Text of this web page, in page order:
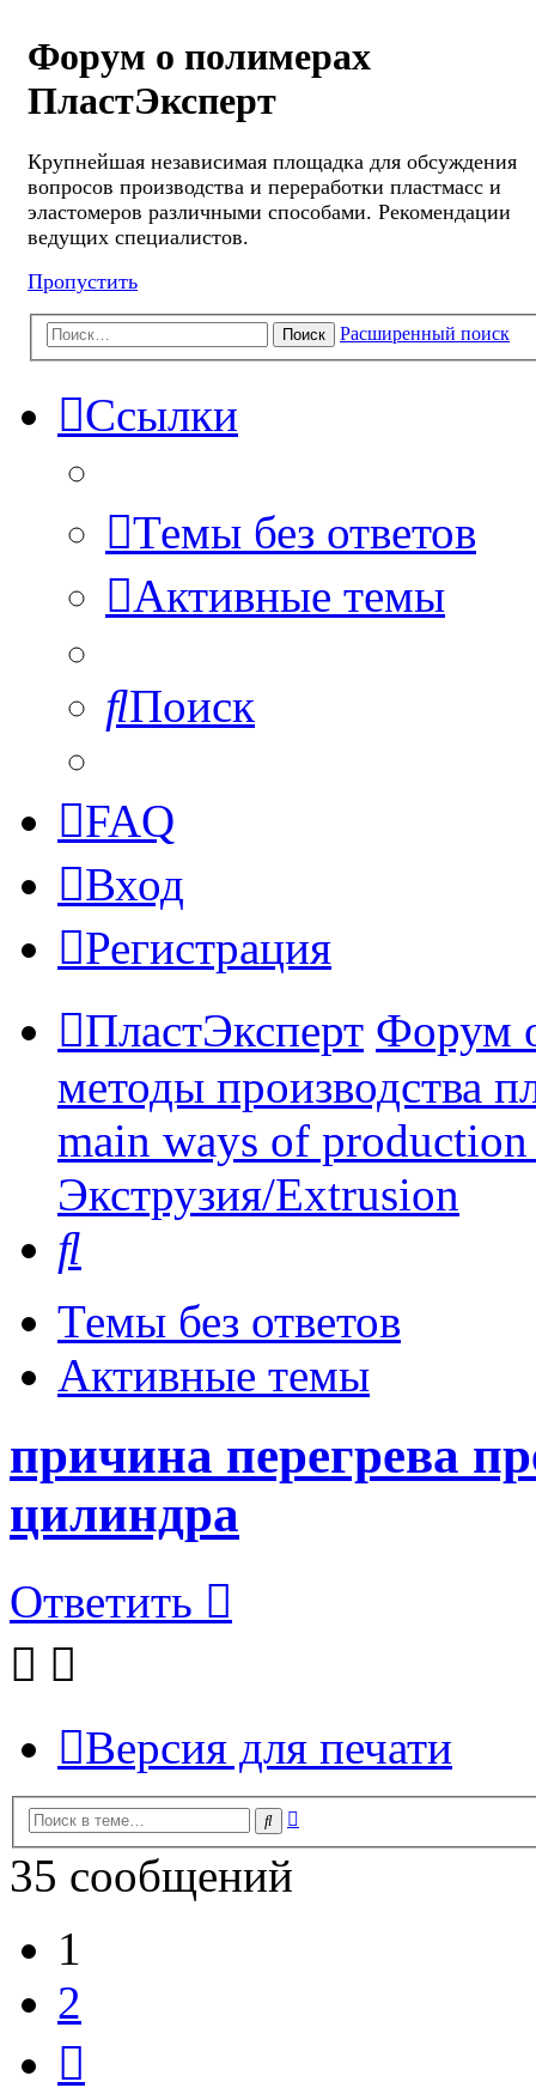
Форум о полимерах
ПластЭксперт
Крупнейшая независимая площадка для обсуждения
вопросов производства и переработки пластмасс и
эластомеров различными способами. Рекомендации
ведущих специалистов.
Пропустить
Поиск Расширенный поиск
Ссылки
Темы без ответов
Активные темы
Поиск
FAQ
Вход
Регистрация
ПластЭксперт Форум
методы производства
main ways of
Экструзия/Extrusion
Темы без ответов
Активные темы
причина перегрева
цилиндра
Ответить
Версия для печати
Поиск
35 сообщений
1
2